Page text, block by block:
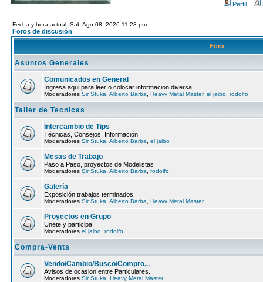
Perfil
Fecha y hora actual: Sab Ago 08, 2026 11:28 pm
Foros de discusión
Foro
Asuntos Generales
Comunicados en General
Ingresa aqui para leer o colocar informacion diversa.
Moderadores Sir Stuka Alberto Barba Heavy Metal Master, el jaibo rodolfo
Taller de Tecnicas
Intercambio de Tips
Técnicas, Consejos, Información
Moderadores Sir Stuka Alberto Barba el jaibo
Mesas de Trabajo
Paso a Paso, proyectos de Modelistas
Moderadores Sir Stuka Alberto Barba rodolfo
Galería
Exposición trabajos terminados
Moderadores Sir Stuka Alberto Barba Heavy Metal Master
Proyectos en Grupo
Unete y participa
Moderadores el jaibo rodolfo
Compra-Venta
Vendo/Cambio/Busco/Compro...
Avisos de ocasion entre Particulares.
Moderadores Sir Stuka Heavy Metal Master